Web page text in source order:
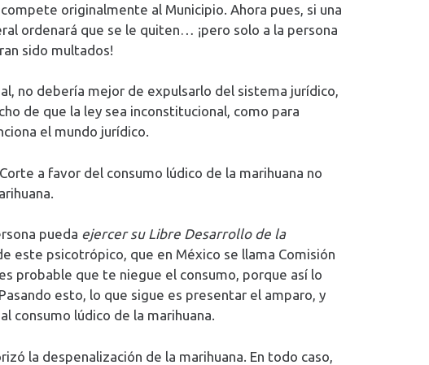
originalmente al Municipio. Ahora pues, si una
ordenará que se le quiten… ¡pero solo a la persona
sido multados!
no debería mejor de expulsarlo del sistema jurídico,
de que la ley sea inconstitucional, como para
el mundo jurídico.
a favor del consumo lúdico de la marihuana no
pueda ejercer su Libre Desarrollo de la
este psicotrópico, que en México se llama Comisión
probable que te niegue el consumo, porque así lo
esto, lo que sigue es presentar el amparo, y
consumo lúdico de la marihuana.
la despenalización de la marihuana. En todo caso,